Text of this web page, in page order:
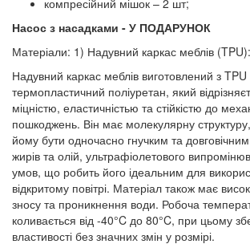
компресійний мішок – 2 шт;
Насос з насадками - У ПОДАРУНОК
Матеріали: 1) Надувний каркас меблів (TPU):
Надувний каркас меблів виготовлений з TPU
термопластичний поліуретан, який
міцністю, еластичністью та стійкістю до
пошкоджень. Він має молекулярну
йому бути одночасно гнучким та
жирів та олій, ультрафіолетового
умов, що робить його ідеальним для
відкритому повітрі. Матеріал також має
зносу та проникнення води. Робоча
коливається від -40°C до 80°C, при цьому
властивості без значних змін у розмірі.